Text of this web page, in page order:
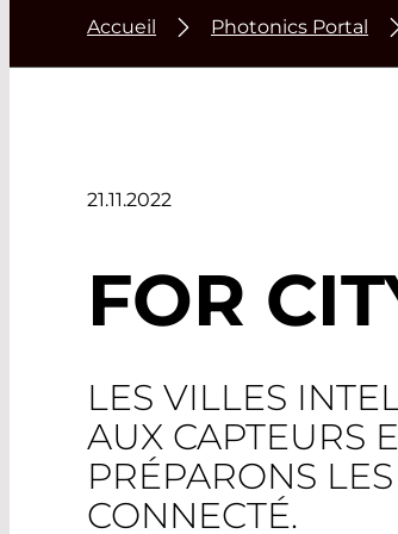
Accueil Photonics Portal
21.11.2022
FOR
LES VILLES
AUX CAPTEURS
PRÉPARONS
CONNECTÉ.